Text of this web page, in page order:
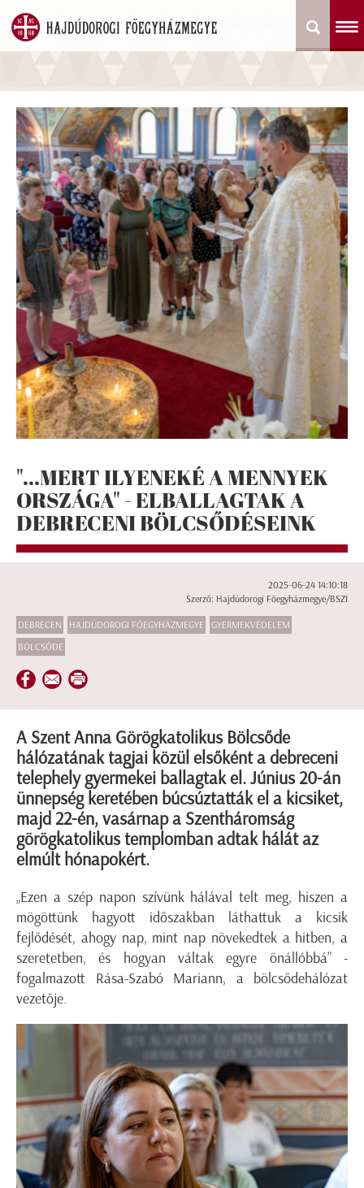
"...MERT ILYENEKÉ A MENNYEK
ORSZÁGA" - ELBALLAGTAK A
DEBRECENI BÖLCSŐDÉSEINK
2025-06-24 14:10:18
Szerző: Hajdúdorogi Főegyházmegye/BSZI
DEBRECEN HAJDÚDOROGI FŐEGYHÁZMEGYE
GYERMEKVÉDELEM
BÖLCSŐDE
A Szent Anna Görögkatolikus Bölcsőde
hálózatának tagjai közül elsőként a debreceni
telephely gyermekei ballagtak el. Június 20-án
ünnepség keretében búcsúztatták el a kicsiket,
majd 22-én, vasárnap a Szentháromság
görögkatolikus templomban adtak hálát az
elmúlt hónapokért.
„Ezen a szép napon szívünk hálával telt meg, hiszen a
mögöttünk hagyott időszakban láthattuk a kicsik
fejlődését, ahogy nap, mint nap növekedtek a hitben, a
szeretetben, és hogyan váltak egyre önállóbbá” -
fogalmazott Rása-Szabó Mariann, a bölcsődehálózat
vezetője.